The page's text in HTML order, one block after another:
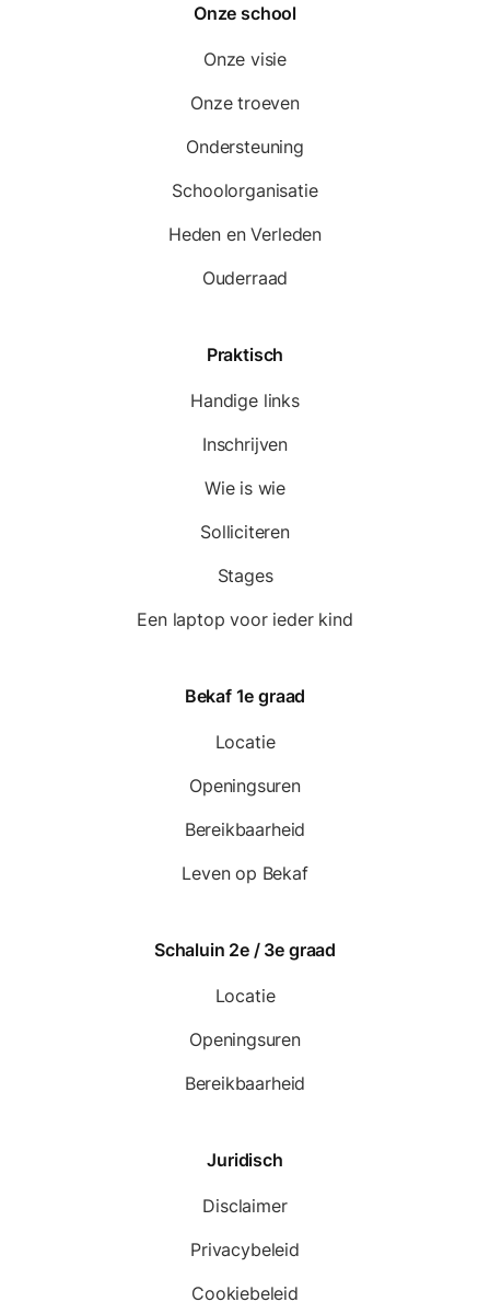
Onze school
Onze visie
Onze troeven
Ondersteuning
Schoolorganisatie
Heden en Verleden
Ouderraad
Praktisch
Handige links
Inschrijven
Wie is wie
Solliciteren
Stages
Een laptop voor ieder kind
Bekaf 1e graad
Locatie
Openingsuren
Bereikbaarheid
Leven op Bekaf
Schaluin 2e / 3e graad
Locatie
Openingsuren
Bereikbaarheid
Juridisch
Disclaimer
Privacybeleid
Cookiebeleid